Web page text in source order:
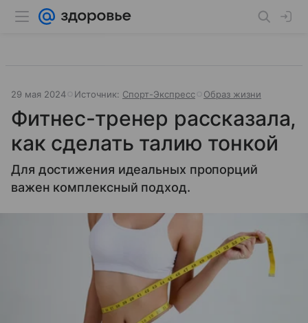
29 мая 2024 Источник: Спорт-Экспресс Образ жизни
Фитнес-тренер рассказала,
как сделать талию тонкой
Для достижения идеальных пропорций
важен комплексный подход.